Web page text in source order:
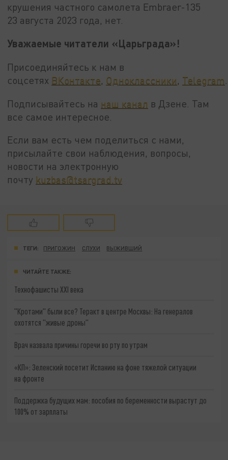
крушения частного самолета Embraer-135
23 августа 2023 года, нет.
Уважаемые читатели «Царьграда»!
Присоединяйтесь к нам в
соцсетях ВКонтакте, Одноклассники, Telegram
Подписывайтесь на наш канал в Дзене. Там
все самое интересное.
Если вам есть чем поделиться с нами,
присылайте свои наблюдения, вопросы,
новости на электронную
почту kuzbas@tsargrad.tv
ТЕГИ: ПРИГОЖИН СЛУХИ ВЫЖИВШИЙ
ЧИТАЙТЕ ТАКЖЕ:
Технофашисты XXI века
"Кротами" были все? Теракт в центре Москвы: На генералов
охотятся "живые дроны"
Врач назвала причины горечи во рту по утрам
«КП»: Зеленский посетит Испанию на фоне тяжелой ситуации
на фронте
Поддержка будущих мам: пособия по беременности вырастут до
100% от зарплаты